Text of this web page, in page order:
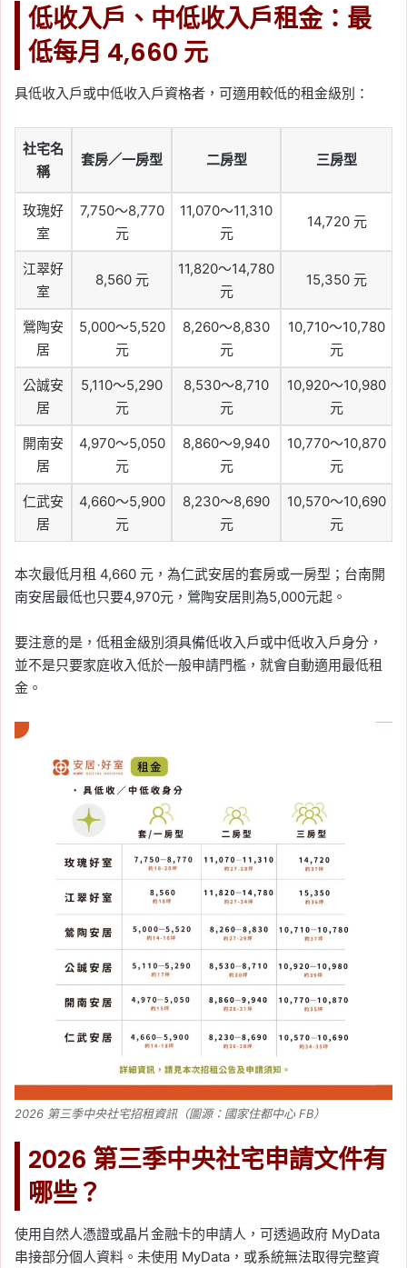
低收入戶、中低收入戶租金：最
低每月 4,660 元
具低收入戶或中低收入戶資格者，可適用較低的租金級別：
社宅名
稱
套房／一房型 二房型 三房型
玫瑰好
室
7,750～8,770
元
11,070～11,310
元
14,720 元
江翠好
室
8,560 元
11,820～14,780
元
15,350 元
鶯陶安
居
5,000～5,520
元
8,260～8,830
元
10,710～10,780
元
公誠安
居
5,110～5,290
元
8,530～8,710
元
10,920～10,980
元
開南安
居
4,970～5,050
元
8,860～9,940
元
10,770～10,870
元
仁武安
居
4,660～5,900
元
8,230～8,690
元
10,570～10,690
元
本次最低月租 4,660 元，為仁武安居的套房或一房型；台南開
南安居最低也只要4,970元，鶯陶安居則為5,000元起。
要注意的是，低租金級別須具備低收入戶或中低收入戶身分，
並不是只要家庭收入低於一般申請門檻，就會自動適用最低租
金。
2026 第三季中央社宅招租資訊（圖源：國家住都中心 FB）
2026 第三季中央社宅申請文件有
哪些？
使用自然人憑證或晶片金融卡的申請人，可透過政府 MyData
串接部分個人資料。未使用 MyData，或系統無法取得完整資